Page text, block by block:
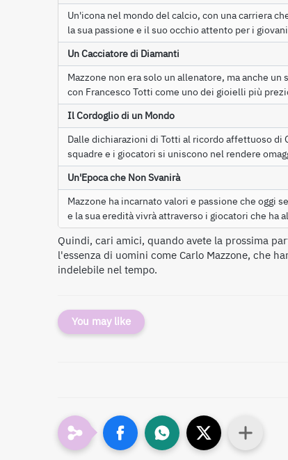
Un'icona nel mondo del calcio, con una carriera
la sua passione e il suo occhio attento per i
Un Cacciatore di Diamanti
Mazzone non era solo un allenatore, ma anche
con Francesco Totti come uno dei gioielli più
Il Cordoglio di un Mondo
Dalle dichiarazioni di Totti al ricordo affettuoso di
squadre e i giocatori si uniscono nel rendere
Un'Epoca che Non Svanirà
Mazzone ha incarnato valori e passione che
e la sua eredità vivrà attraverso i giocatori che ha
Quindi, cari amici, quando avete la prossima
l'essenza di uomini come Carlo Mazzone, che
indelebile nel tempo.
You may like